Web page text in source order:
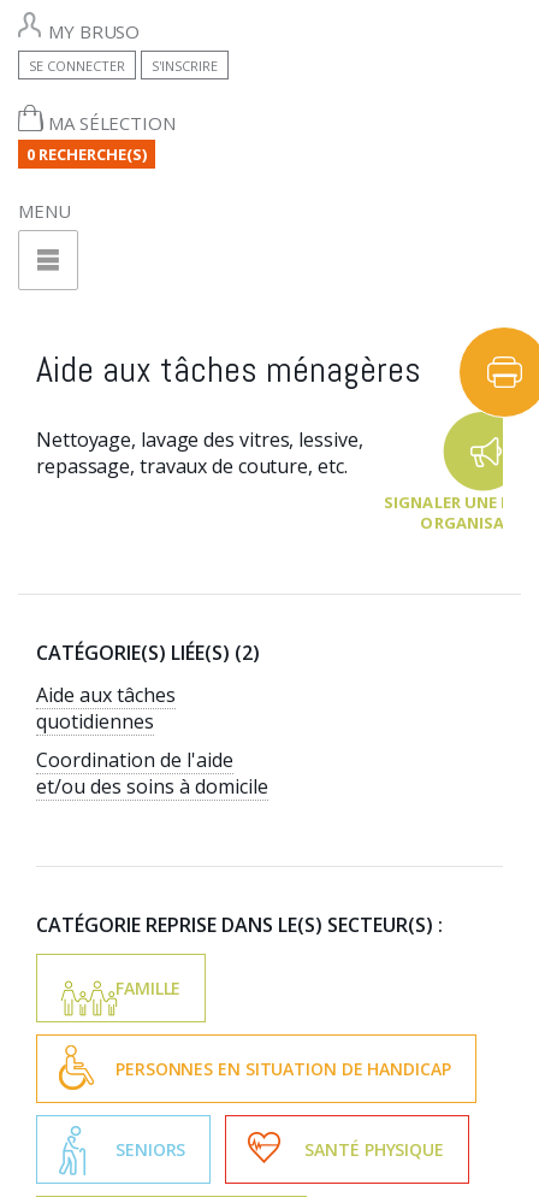
MY BRUSO
SE CONNECTER S'INSCRIRE
MA SÉLECTION
0 RECHERCHE(S)
MENU
Aide aux tâches ménagères
Nettoyage, lavage des vitres, lessive,
repassage, travaux de couture, etc.
SIGNALER UNE
CATÉGORIE(S) LIÉE(S) (2)
Aide aux tâches
quotidiennes
Coordination de l'aide
et/ou des soins à domicile
CATÉGORIE REPRISE DANS LE(S) SECTEUR(S) :
FAMILLE
PERSONNES EN SITUATION DE HANDICAP
SENIORS SANTÉ PHYSIQUE